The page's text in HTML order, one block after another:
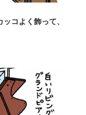
コよく飾って、